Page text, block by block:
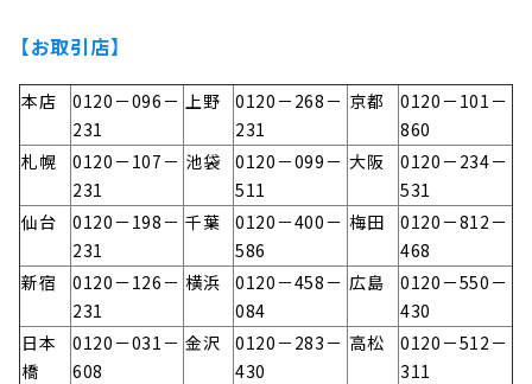
【お取引店】
本店
0120－096－
231
上野
0120－268－
231
京都
0120－101－
860
札幌
0120－107－
231
池袋
0120－099－
511
大阪
0120－234－
531
仙台
0120－198－
231
千葉
0120－400－
586
梅田
0120－812－
468
新宿
0120－126－
231
横浜
0120－458－
084
広島
0120－550－
430
日本
橋
0120－031－
608
金沢
0120－283－
430
高松
0120－512－
311